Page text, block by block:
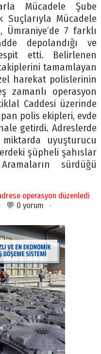
Mücadele Şube
Suçlarıyla Mücadele
7 farklı
depolandığı ve
etti. Belirlenen
tamamlayan
harekat polislerinin
zamanlı operasyon
Caddesi üzerinde
polis ekipleri, evde
getirdi. Adreslerde
uyuşturucu
şüpheli şahıslar
sürdüğü
operasyon düzenledi
💬 0 yorum ·